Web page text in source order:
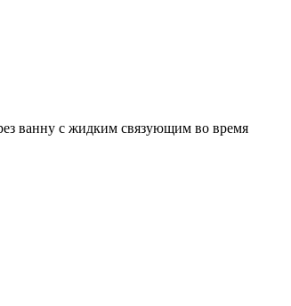
ванну с жидким связующим во время